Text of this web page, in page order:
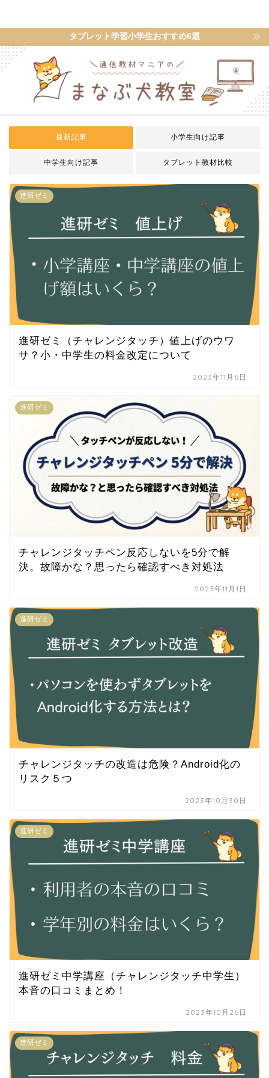
タブレット学習小学生おすすめ6選
最新記事 小学生向け記事
中学生向け記事 タブレット教材比較
進研ゼミ
進研ゼミ（チャレンジタッチ）値上げのウワ
サ？小・中学生の料金改定について
2023年11月6日
進研ゼミ
チャレンジタッチペン反応しないを5分で解
決。故障かな？思ったら確認すべき対処法
2023年11月1日
進研ゼミ
チャレンジタッチの改造は危険？Android化の
リスク５つ
2023年10月30日
進研ゼミ
進研ゼミ中学講座（チャレンジタッチ中学生）
本音の口コミまとめ！
2023年10月26日
進研ゼミ